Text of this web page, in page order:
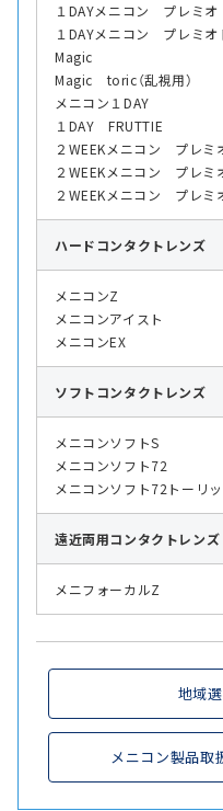
１DAYメニコン プレミオ
１DAYメニコン プレミオ
Magic
Magic toric（乱視用）
メニコン１DAY
１DAY FRUTTIE
２WEEKメニコン プレミ
２WEEKメニコン プレミ
２WEEKメニコン プレミ
ハード コンタクトレンズ
メニコンZ
メニコンアイスト
メニコンEX
ソフト コンタクトレンズ
メニコンソフトS
メニコンソフト72
メニコンソフト72トーリ
遠近両用コンタクトレンズ
メニフォーカルZ
地域
メニコン製品取